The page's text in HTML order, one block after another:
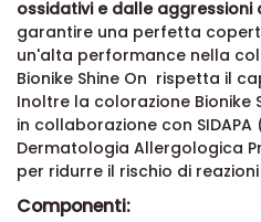
ossidativi e dalle aggressioni
garantire una perfetta
un'alta performance nella
Bionike Shine On rispetta il
Inoltre la colorazione Bionike
in collaborazione con
Dermatologia Allergologica
per ridurre il rischio di
Componenti: